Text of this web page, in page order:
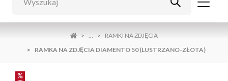
...
RAMKI NA ZDJĘCIA
RAMKA NA ZDJĘCIA DIAMENTO 50 (LUSTRZANO-ZŁOTA)